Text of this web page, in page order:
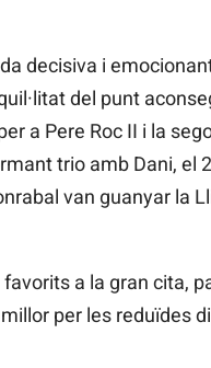
decisiva i
del punt
a Pere Roc II i la
trio amb Dani, el
van guanyar la
a la gran cita,
per les reduïdes